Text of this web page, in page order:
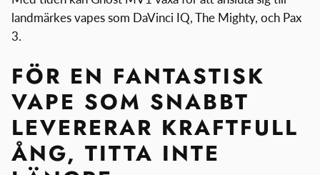
landmärkes vapes som DaVinci IQ, The Mighty, och Pax
3.
FÖR EN FANTASTISK
VAPE SOM SNABBT
LEVERERAR KRAFTFULL
ÅNG, TITTA INTE